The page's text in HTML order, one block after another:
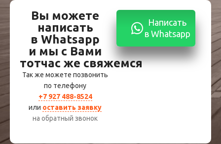
Вы можете
написать
в Whatsapp
и мы с Вами
тотчас же свяжемся
Так же можете позвонить
по телефону
+7 927 488-8524
или оставить заявку
на обратный звонок
Написать
в Whatsapp